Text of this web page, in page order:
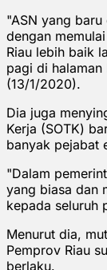
"ASN yang
dengan
Riau lebih baik
pagi di halaman
(13/1/2020).
Dia juga
Kerja (SOTK)
banyak pejabat
"Dalam
yang biasa dan
kepada seluruh
Menurut dia,
Pemprov Riau
berlaku.